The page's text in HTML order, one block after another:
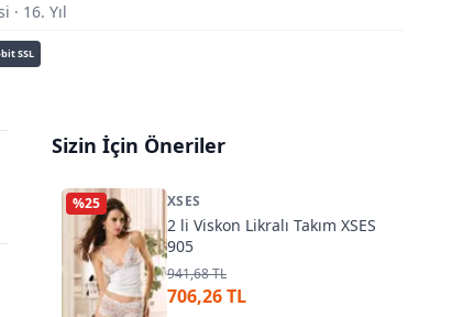
· 16. Yıl
SSL
Sizin İçin Öneriler
%25 XSES
2 li Viskon Likralı Takım XSES
905
941,68 TL
706,26 TL